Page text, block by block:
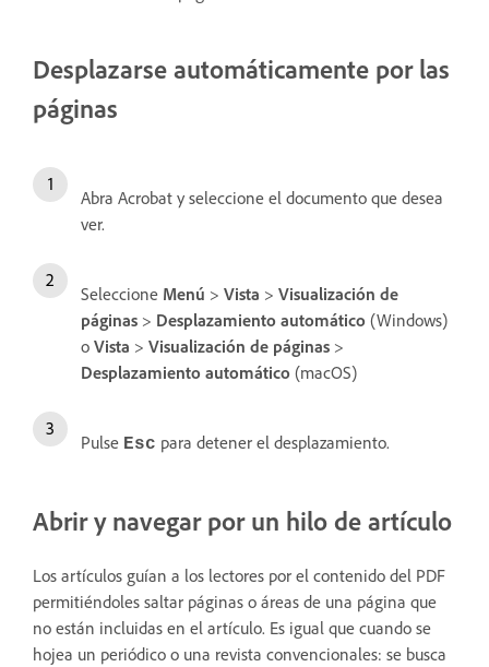
Desplazarse automáticamente por las
páginas
Abra Acrobat y seleccione el documento que desea
ver.
Seleccione Menú > Vista > Visualización de
páginas > Desplazamiento automático (Windows)
o Vista > Visualización de páginas >
Desplazamiento automático (macOS)
Pulse Esc para detener el desplazamiento.
Abrir y navegar por un hilo de artículo
Los artículos guían a los lectores por el contenido del PDF
permitiéndoles saltar páginas o áreas de una página que
no están incluidas en el artículo. Es igual que cuando se
hojea un periódico o una revista convencionales: se busca